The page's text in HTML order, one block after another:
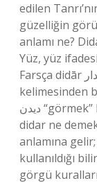
edilen
güzelliğin
anlamı ne?
Yüz, yüz
Farsça didār دیدار “görüntü, benzerlik, yüz”
kelimesinden
دیدن “görmek” kelimesinden türemiştir. Alevilikte
didar ne
anlamına
kullanıldığı
görgü